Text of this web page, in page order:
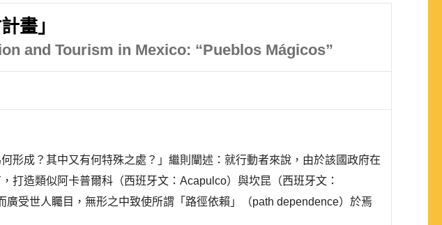
畫」
and Tourism in Mexico: “Pueblos Mágicos”
形成？其中又有何特殊之處？」繼則闡述：就行動者來說，由於該國政府在
打造類似阿卡普爾科（西班牙文：Acapulco）與坎昆（西班牙文：
受世人矚目，無形之中致使所謂「路徑依賴」（path dependence）於焉